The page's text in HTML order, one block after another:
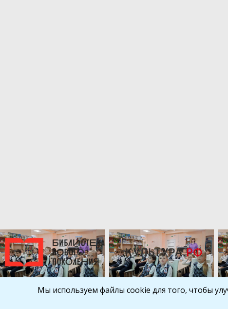
Библиокрай
Мы используем файлы cookie для того, чтобы